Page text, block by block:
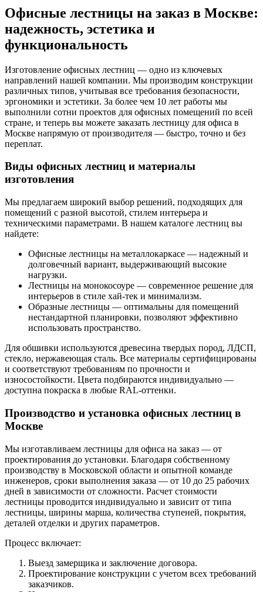
Офисные лестницы на заказ в Москве:
надежность, эстетика и
функциональность
Изготовление офисных лестниц — одно из ключевых
направлений нашей компании. Мы производим конструкции
различных типов, учитывая все требования безопасности,
эргономики и эстетики. За более чем 10 лет работы мы
выполнили сотни проектов для офисных помещений по всей
стране, и теперь вы можете заказать лестницу для офиса в
Москве напрямую от производителя — быстро, точно и без
переплат.
Виды офисных лестниц и материалы
изготовления
Мы предлагаем широкий выбор решений, подходящих для
помещений с разной высотой, стилем интерьера и
техническими параметрами. В нашем каталоге лестниц вы
найдете:
Офисные лестницы на металлокаркасе — надежный и
долговечный вариант, выдерживающий высокие
нагрузки.
Лестницы на монокосоуре — современное решение для
интерьеров в стиле хай-тек и минимализм.
Образные лестницы — оптимальны для помещений
нестандартной планировки, позволяют эффективно
использовать пространство.
Для обшивки используются древесина твердых пород, ЛДСП,
стекло, нержавеющая сталь. Все материалы сертифицированы
и соответствуют требованиям по прочности и
износостойкости. Цвета подбираются индивидуально —
доступна покраска в любые RAL-оттенки.
Производство и установка офисных лестниц в
Москве
Мы изготавливаем лестницы для офиса на заказ — от
проектирования до установки. Благодаря собственному
производству в Московской области и опытной команде
инженеров, сроки выполнения заказа — от 10 до 25 рабочих
дней в зависимости от сложности. Расчет стоимости
лестницы проводится индивидуально и зависит от типа
лестницы, ширины марша, количества ступеней, покрытия,
деталей отделки и других параметров.
Процесс включает:
Выезд замерщика и заключение договора.
Проектирование конструкции с учетом всех требований
заказчиков.